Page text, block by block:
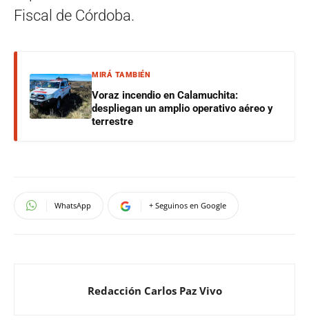
Fiscal de Córdoba.
MIRÁ TAMBIÉN
Voraz incendio en Calamuchita:
despliegan un amplio operativo aéreo y
terrestre
WhatsApp + Seguinos en Google
Redacción Carlos Paz Vivo